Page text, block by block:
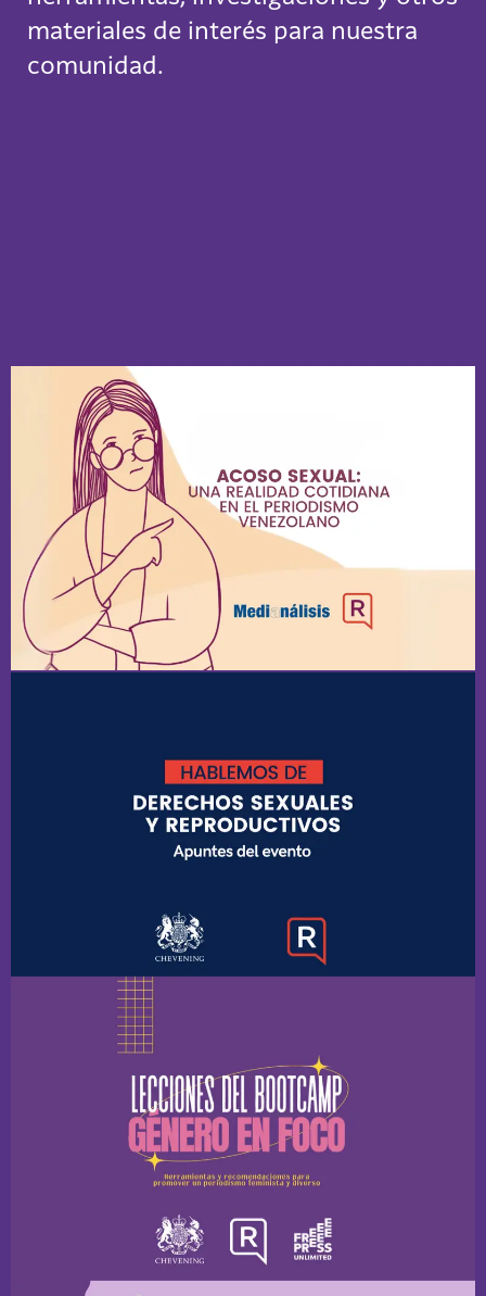
materiales de interés para nuestra
comunidad.
Informe sobre Acoso
Sexual contra periodistas
venezolanas
Ver ahora
evento“Hablemos de
derechos sexuales y
reproductivos”
Guía de lecciones
aprendidas de Género en
Foco
Ver ahora